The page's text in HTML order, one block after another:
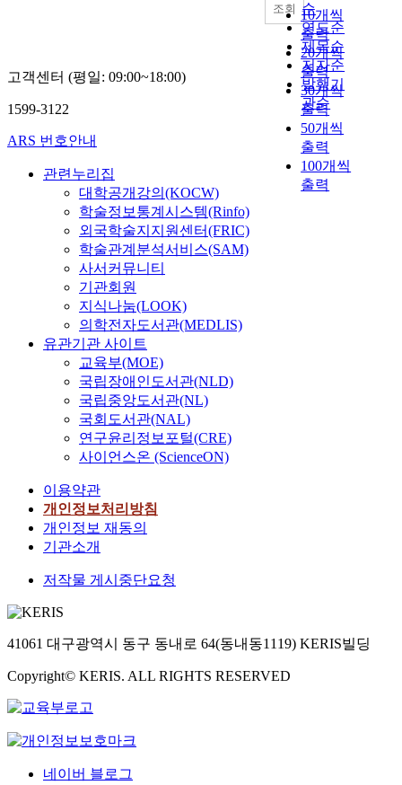
순
연도순
제목순
저자순
발행기
관순
10개씩
출력
20개씩
출력
30개씩
출력
50개씩
출력
100개씩
출력
조회
고객센터 (평일: 09:00~18:00)
1599-3122
ARS 번호안내
관련누리집
대학공개강의(KOCW)
학술정보통계시스템(Rinfo)
외국학술지지원센터(FRIC)
학술관계분석서비스(SAM)
사서커뮤니티
기관회원
지식나눔(LOOK)
의학전자도서관(MEDLIS)
유관기관 사이트
교육부(MOE)
국립장애인도서관(NLD)
국립중앙도서관(NL)
국회도서관(NAL)
연구윤리정보포털(CRE)
사이언스온 (ScienceON)
이용약관
개인정보처리방침
개인정보 재동의
기관소개
저작물 게시중단요청
41061 대구광역시 동구 동내로 64(동내동1119) KERIS빌딩
Copyright© KERIS. ALL RIGHTS RESERVED
네이버 블로그